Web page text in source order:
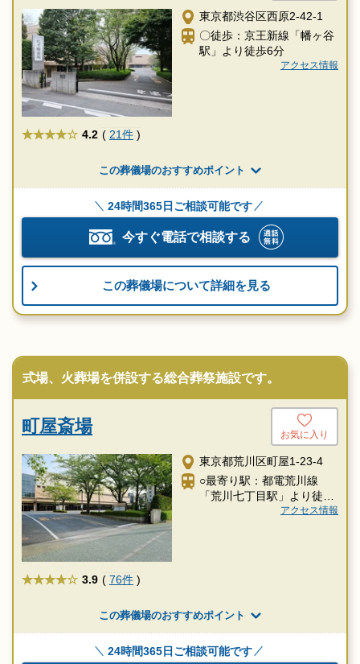
東京都渋谷区西原2-42-1
〇徒歩：京王新線「幡ヶ谷
駅」より徒歩6分
アクセス情報
★★★★ 4.2 ( 21件 )
この葬儀場のおすすめポイント
24時間365日ご相談可能です
今すぐ電話で相談する
この葬儀場について詳細を見る
式場、火葬場を併設する総合葬祭施設です。
町屋斎場 お気に入り
東京都荒川区町屋1-23-4
○最寄り駅：都電荒川線
「荒川七丁目駅」より徒歩
アクセス情報
★★★★ 3.9 ( 76件 )
この葬儀場のおすすめポイント
24時間365日ご相談可能です